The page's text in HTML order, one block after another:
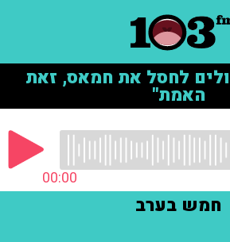
לחסל את חמאס, זאת
האמת"
00:00
חמש בערב